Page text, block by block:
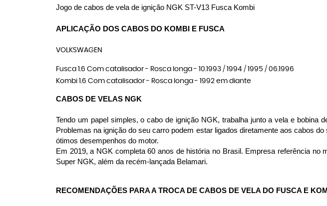
Jogo de cabos de vela de ignição NGK ST-V13 Fusca Kombi
APLICAÇÃO DOS CABOS DO KOMBI E FUSCA
VOLKSWAGEN
Fusca 1.6 Com catalisador - Rosca longa - 10.1993 / 1994 / 1995 / 06.1996
Kombi 1.6 Com catalisador - Rosca longa - 1992 em diante
CABOS DE VELAS NGK
Tendo um papel simples, o cabo de ignição NGK, trabalha junto a vela e
Problemas na ignição do seu carro podem estar ligados diretamente aos cabos
ótimos desempenhos do motor.
Em 2019, a NGK completa 60 anos de história no Brasil. Empresa referência
Super NGK, além da recém-lançada Belamari.
RECOMENDAÇÕES PARA A TROCA DE CABOS DE VELA DO FUSCA E